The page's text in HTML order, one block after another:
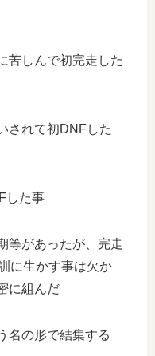
苦しんで初完走した
されて初DNFした
した事
等があったが、完走
に生かす事は欠か
に組んだ
名の形で結集する